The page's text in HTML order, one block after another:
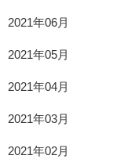
2021年06月
2021年05月
2021年04月
2021年03月
2021年02月